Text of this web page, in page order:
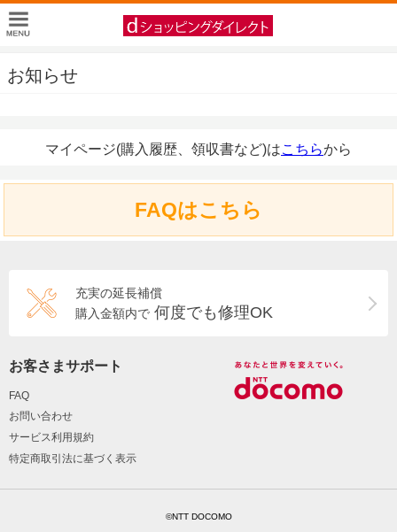
お知らせ
マイページ(購入履歴、領収書など)はこちらから
FAQはこちら
充実の延長補償
購入金額内で 何度でも修理OK
お客さまサポート
FAQ
お問い合わせ
サービス利用規約
特定商取引法に基づく表示
©NTT DOCOMO